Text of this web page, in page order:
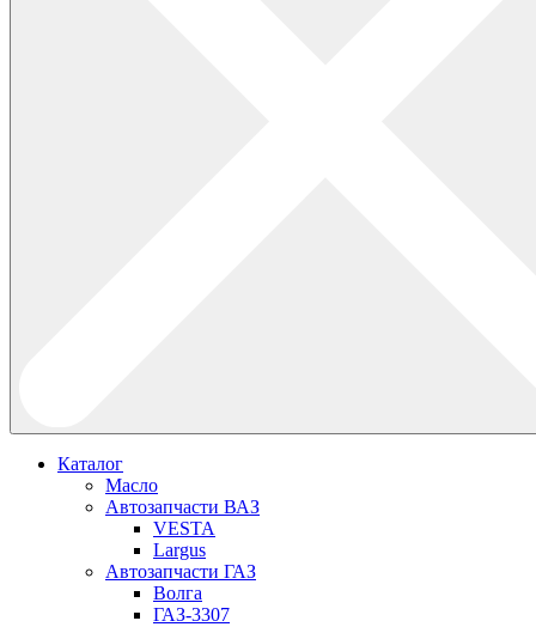
Каталог
Масло
Автозапчасти ВАЗ
VESTA
Largus
Автозапчасти ГАЗ
Волга
ГАЗ-3307